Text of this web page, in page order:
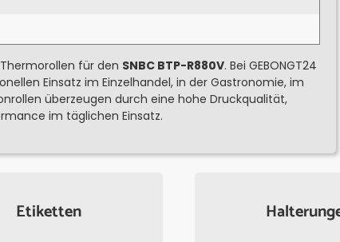
für den SNBC BTP-R880V. Bei GEBONGT24
Einsatz im Einzelhandel, in der Gastronomie, im
überzeugen durch eine hohe Druckqualität,
im täglichen Einsatz.
Etiketten